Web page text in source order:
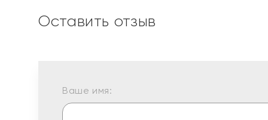
Оставить отзыв
Ваше имя: